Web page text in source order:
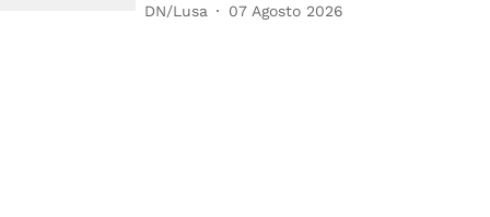
DN/Lusa 07 Agosto 2026